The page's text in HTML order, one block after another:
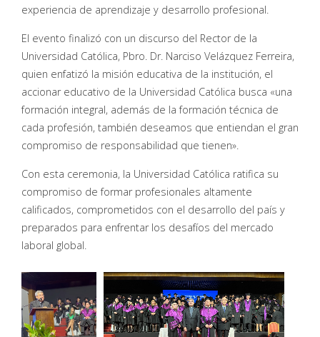
experiencia de aprendizaje y desarrollo profesional.
El evento finalizó con un discurso del Rector de la
Universidad Católica, Pbro. Dr. Narciso Velázquez Ferreira,
quien enfatizó la misión educativa de la institución, el
accionar educativo de la Universidad Católica busca «una
formación integral, además de la formación técnica de
cada profesión, también deseamos que entiendan el gran
compromiso de responsabilidad que tienen».
Con esta ceremonia, la Universidad Católica ratifica su
compromiso de formar profesionales altamente
calificados, comprometidos con el desarrollo del país y
preparados para enfrentar los desafíos del mercado
laboral global.